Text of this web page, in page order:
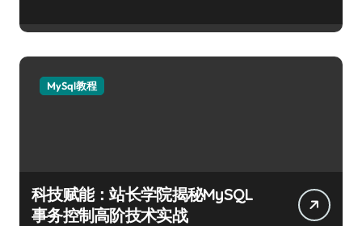
MySql教程
科技赋能：站长学院揭秘MySQL
事务控制高阶技术实战